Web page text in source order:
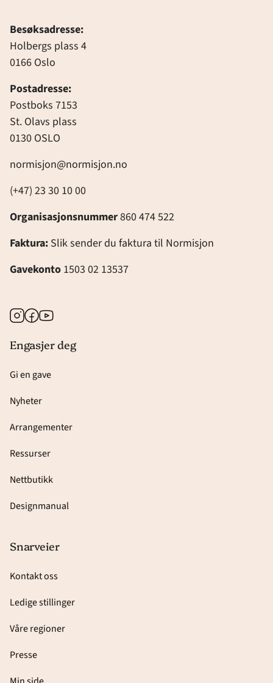
Besøksadresse:
Holbergs plass 4
0166 Oslo
Postadresse:
Postboks 7153
St. Olavs plass
0130 OSLO
normisjon@normisjon.no
(+47) 23 30 10 00
Organisasjonsnummer860 474 522
Faktura: Slik sender du faktura til Normisjon
Gavekonto 1503 02 13537
Instagram
Facebook
Youtube
Engasjer deg
Gi en gave
Nyheter
Arrangementer
Ressurser
Nettbutikk
Designmanual
Snarveier
Kontakt oss
Ledige stillinger
Våre regioner
Presse